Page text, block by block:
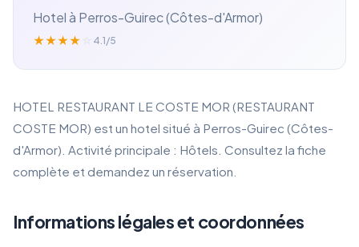
Hotel à Perros-Guirec (Côtes-d'Armor)
★★★★ 4.1/5
HOTEL RESTAURANT LE COSTE MOR (RESTAURANT
COSTE MOR) est un hotel situé à Perros-Guirec (Côtes-
d'Armor). Activité principale : Hôtels. Consultez la fiche
complète et demandez un réservation.
Informations légales et coordonnées